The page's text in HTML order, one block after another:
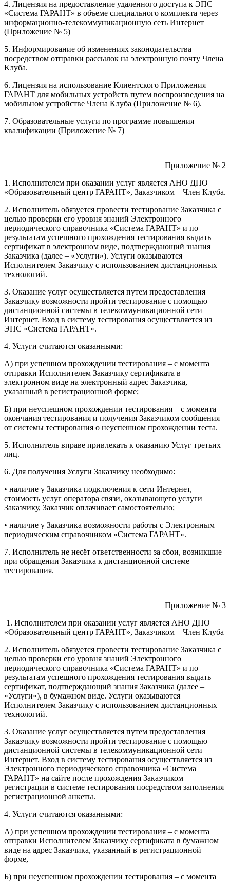
4. Лицензия на предоставление удаленного доступа к ЭПС
«Система ГАРАНТ» в объеме специального комплекта через
информационно-телекоммуникационную сеть Интернет
(Приложение № 5)
5. Информирование об изменениях законодательства
посредством отправки рассылок на электронную почту Члена
Клуба.
6. Лицензия на использование Клиентского Приложения
ГАРАНТ для мобильных устройств путем воспроизведения на
мобильном устройстве Члена Клуба (Приложение № 6).
7. Образовательные услуги по программе повышения
квалификации (Приложение № 7)
Приложение № 2
1. Исполнителем при оказании услуг является АНО ДПО
«Образовательный центр ГАРАНТ», Заказчиком – Член Клуба.
2. Исполнитель обязуется провести тестирование Заказчика с
целью проверки его уровня знаний Электронного
периодического справочника «Система ГАРАНТ» и по
результатам успешного прохождения тестирования выдать
сертификат в электронном виде, подтверждающий знания
Заказчика (далее – «Услуги»). Услуги оказываются
Исполнителем Заказчику с использованием дистанционных
технологий.
3. Оказание услуг осуществляется путем предоставления
Заказчику возможности пройти тестирование с помощью
дистанционной системы в телекоммуникационной сети
Интернет. Вход в систему тестирования осуществляется из
ЭПС «Система ГАРАНТ».
4. Услуги считаются оказанными:
А) при успешном прохождении тестирования – с момента
отправки Исполнителем Заказчику сертификата в
электронном виде на электронный адрес Заказчика,
указанный в регистрационной форме;
Б) при неуспешном прохождении тестирования – с момента
окончания тестирования и получения Заказчиком сообщения
от системы тестирования о неуспешном прохождении теста.
5. Исполнитель вправе привлекать к оказанию Услуг третьих
лиц.
6. Для получения Услуги Заказчику необходимо:
• наличие у Заказчика подключения к сети Интернет,
стоимость услуг оператора связи, оказывающего услуги
Заказчику, Заказчик оплачивает самостоятельно;
• наличие у Заказчика возможности работы с Электронным
периодическим справочником «Система ГАРАНТ».
7. Исполнитель не несёт ответственности за сбои, возникшие
при обращении Заказчика к дистанционной системе
тестирования.
Приложение № 3
1. Исполнителем при оказании услуг является АНО ДПО
«Образовательный центр ГАРАНТ», Заказчиком – Член Клуба
2. Исполнитель обязуется провести тестирование Заказчика с
целью проверки его уровня знаний Электронного
периодического справочника «Система ГАРАНТ» и по
результатам успешного прохождения тестирования выдать
сертификат, подтверждающий знания Заказчика (далее –
«Услуги»), в бумажном виде. Услуги оказываются
Исполнителем Заказчику с использованием дистанционных
технологий.
3. Оказание услуг осуществляется путем предоставления
Заказчику возможности пройти тестирование с помощью
дистанционной системы в телекоммуникационной сети
Интернет. Вход в систему тестирования осуществляется из
Электронного периодического справочника «Система
ГАРАНТ» на сайте после прохождения Заказчиком
регистрации в системе тестирования посредством заполнения
регистрационной анкеты.
4. Услуги считаются оказанными:
А) при успешном прохождении тестирования – с момента
отправки Исполнителем Заказчику сертификата в бумажном
виде на адрес Заказчика, указанный в регистрационной
форме,
Б) при неуспешном прохождении тестирования – с момента